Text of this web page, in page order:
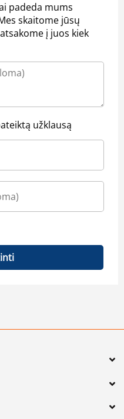
padeda mums
skaitome jūsų
į juos kiek
užklausą